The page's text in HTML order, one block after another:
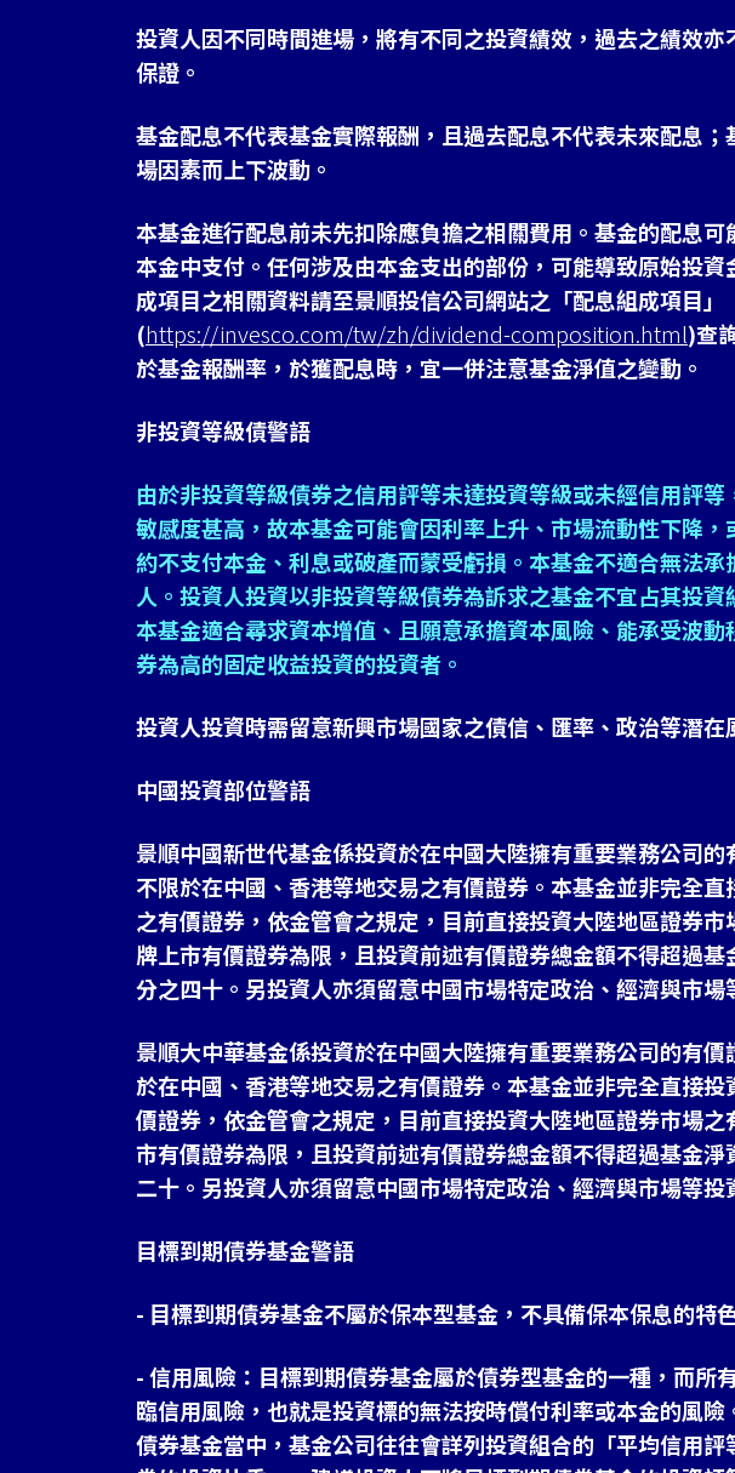
投資人因不同時間進場，將有不同之投資績效，過去之績效亦
保證。
基金配息不代表基金實際報酬，且過去配息不代表未來配息；
場因素而上下波動。
本基金進行配息前未先扣除應負擔之相關費用。基金的配息可
本金中支付。任何涉及由本金支出的部份，可能導致原始投資
成項目之相關資料請至景順投信公司網站之「配息組成項目」
(https://invesco.com/tw/zh/dividend-composition.html)查
於基金報酬率，於獲配息時，宜一併注意基金淨值之變動。
非投資等級債警語
由於非投資等級債券之信用評等未達投資等級或未經信用評
敏感度甚高，故本基金可能會因利率上升、市場流動性下降，
約不支付本金、利息或破產而蒙受虧損。本基金不適合無法承
人。投資人投資以非投資等級債券為訴求之基金不宜占其投資
本基金適合尋求資本增值、且願意承擔資本風險、能承受波動
券為高的固定收益投資的投資者。
投資人投資時需留意新興市場國家之債信、匯率、政治等潛在
中國投資部位警語
景順中國新世代基金係投資於在中國大陸擁有重要業務公司的
不限於在中國、香港等地交易之有價證券。本基金並非完全直
之有價證券，依金管會之規定，目前直接投資大陸地區證券市
牌上市有價證券為限，且投資前述有價證券總金額不得超過基
分之四十。另投資人亦須留意中國市場特定政治、經濟與市場
景順大中華基金係投資於在中國大陸擁有重要業務公司的有價
於在中國、香港等地交易之有價證券。本基金並非完全直接投
價證券，依金管會之規定，目前直接投資大陸地區證券市場之
市有價證券為限，且投資前述有價證券總金額不得超過基金淨
二十。另投資人亦須留意中國市場特定政治、經濟與市場等投
目標到期債券基金警語
- 目標到期債券基金不屬於保本型基金，不具備保本保息的特
- 信用風險：目標到期債券基金屬於債券型基金的一種，而所
臨信用風險，也就是投資標的無法按時償付利率或本金的風險
債券基金當中，基金公司往往會詳列投資組合的「平均信用評